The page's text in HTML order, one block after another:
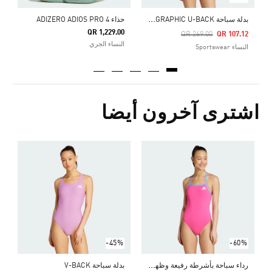
ب
دلة سباحة ADIDAS X FARM GRAPHIC U-BACK
Price Reduced From
QR 269.00
To QR 107.12
النساء Sportswear
حذاء ADIZERO ADIOS PRO 4
QR 1,229.00
النساء الجري
اشترى آخرون أيضا
-60%
ر
داء سباحة بأشرطة رفيعة وظهر على شكل حرف V
-45%
بدلة سباحة V-BACK
Price Reduced From